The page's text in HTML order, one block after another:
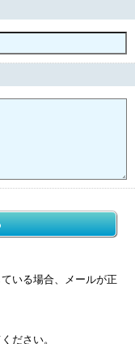
いる場合、メールが正
ださい。